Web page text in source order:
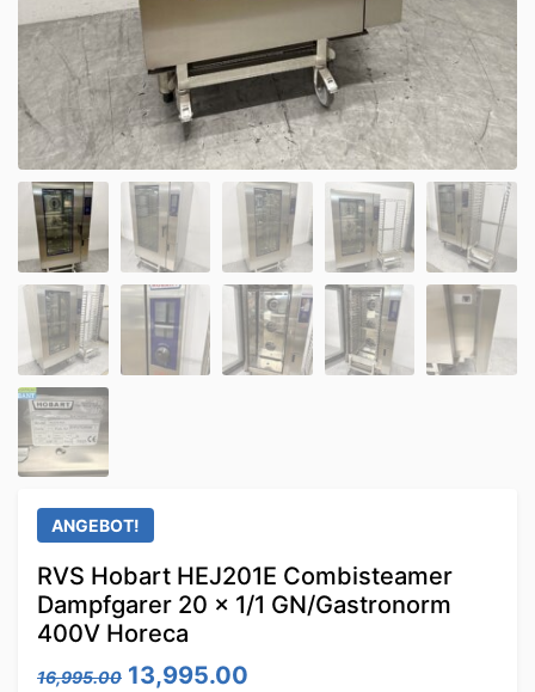
ANGEBOT!
RVS Hobart HEJ201E Combisteamer
Dampfgarer 20 x 1/1 GN/Gastronorm
400V Horeca
16,995.00 Ursprünglicher Preis war:
13,995.00